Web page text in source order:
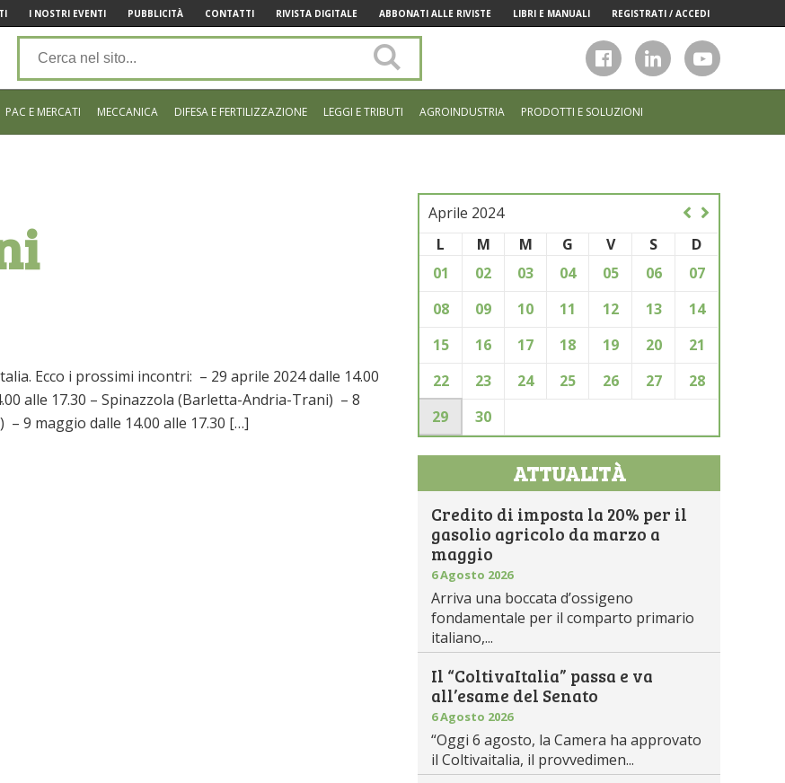
I NOSTRI EVENTI PUBBLICITÀ CONTATTI RIVISTA DIGITALE ABBONATI ALLE RIVISTE LIBRI E MANUALI REGISTRATI / ACCEDI
sito
PAC E MERCATI MECCANICA DIFESA E FERTILIZZAZIONE LEGGI E TRIBUTI AGROINDUSTRIA PRODOTTI E SOLUZIONI
Ecco i prossimi incontri: – 29 aprile 2024 dalle 14.00
alle 17.30 – Spinazzola (Barletta-Andria-Trani) – 8
– 9 maggio dalle 14.00 alle 17.30 […]
Aprile 2024
L
M M G V S
D
01
02 03 04 05 06
07
08
09 10 11 12 13
14
15
16 17 18 19 20
21
22
23 24 25 26 27
28
29
30
ATTUALITÀ
Credito di imposta la 20% per il
gasolio agricolo da marzo a
maggio
6 Agosto 2026
Arriva una boccata d’ossigeno
fondamentale per il comparto primario
italiano,...
Il “ColtivaItalia” passa e va
all’esame del Senato
6 Agosto 2026
“Oggi 6 agosto, la Camera ha approvato
il Coltivaitalia, il provvedimen...